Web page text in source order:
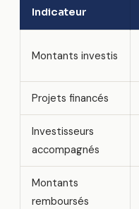
Indicateur
Montants investis
Projets financés
Investisseurs
accompagnés
Montants
remboursés